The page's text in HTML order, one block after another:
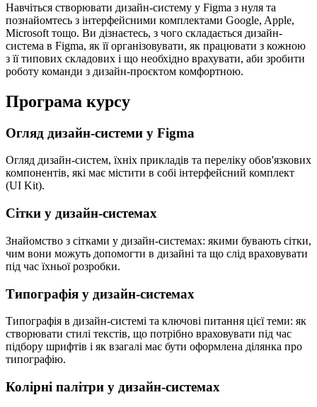
Навчіться створювати дизайн-систему у Figma з нуля та
познайомтесь з інтерфейсними комплектами Google, Apple,
Microsoft тощо. Ви дізнаєтесь, з чого складається дизайн-
система в Figma, як її організовувати, як працювати з кожною
з її типових складових і що необхідно врахувати, аби зробити
роботу команди з дизайн-проєктом комфортною.
Програма курсу
Огляд дизайн-системи у Figma
Огляд дизайн-систем, їхніх прикладів та переліку обов'язкових
компонентів, які має містити в собі інтерфейсний комплект
(UI Kit).
Сітки у дизайн-системах
Знайомство з сітками у дизайн-системах: якими бувають сітки,
чим вони можуть допомогти в дизайні та що слід враховувати
під час їхньої розробки.
Типографія у дизайн-системах
Типографія в дизайн-системі та ключові питання цієї теми: як
створювати стилі текстів, що потрібно враховувати під час
підбору шрифтів і як взагалі має бути оформлена ділянка про
типографію.
Колірні палітри у дизайн-системах